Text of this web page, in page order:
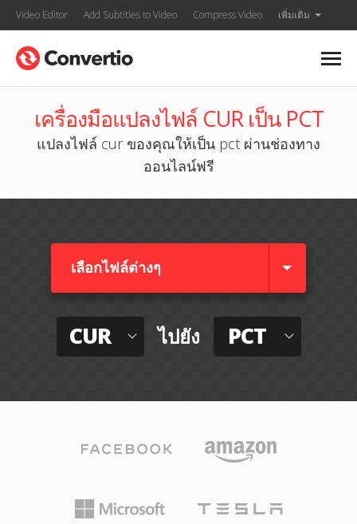
Video Editor Add Subtitles to Video Compress Video เพิ่มเติม
เครื่องมือแปลงไฟล์ CUR เป็น PCT
แปลงไฟล์ cur ของคุณให้เป็น pct ผ่านช่องทาง
ออนไลน์ฟรี
เลือกไฟล์ต่างๆ​
CUR ไปยัง PCT